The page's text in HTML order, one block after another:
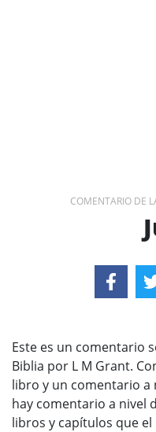
COMENTARIO DE
Este es un comentario
Biblia por L M Grant.
libro y un comentario a
hay comentario a nivel
libros y capítulos que